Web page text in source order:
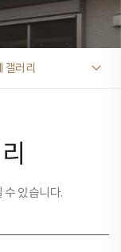
갤러리
수 있습니다.